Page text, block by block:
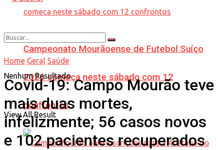
Campeonato Mourãoense de Futebol Suíço
2026 começa neste sábado com 12
confrontos
Nenhum Resultado
View All Result
Home Geral Saúde
Covid-19: Campo Mourão teve
mais duas mortes,
infelizmente; 56 casos novos
e 102 pacientes recuperados